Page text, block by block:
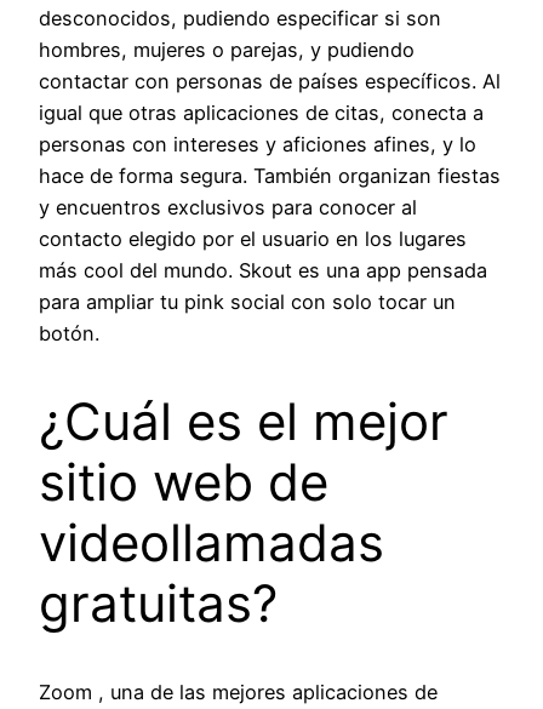
desconocidos, pudiendo especificar si son
hombres, mujeres o parejas, y pudiendo
contactar con personas de países específicos. Al
igual que otras aplicaciones de citas, conecta a
personas con intereses y aficiones afines, y lo
hace de forma segura. También organizan fiestas
y encuentros exclusivos para conocer al
contacto elegido por el usuario en los lugares
más cool del mundo. Skout es una app pensada
para ampliar tu pink social con solo tocar un
botón.
¿Cuál es el mejor
sitio web de
videollamadas
gratuitas?
Zoom , una de las mejores aplicaciones de